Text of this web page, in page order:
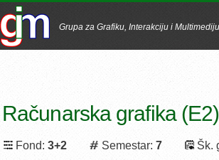
Grupa za Grafiku, Interakciju i Multimediju
Računarska grafika (E2)
Fond: 3+2 Semestar: 7 Šk.